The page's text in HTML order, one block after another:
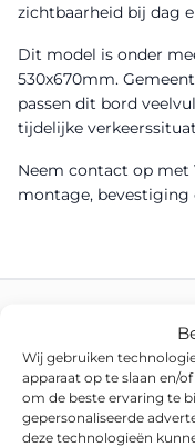
Wij gebruiken
apparaat op te slaan en/
om de beste ervaring te
gepersonaliseerde
deze technologieën
zichtbaarheid bij dag
Dit model is onder
530x670mm.
passen dit bord
tijdelijke
Neem contact op met
montage, bevestiging